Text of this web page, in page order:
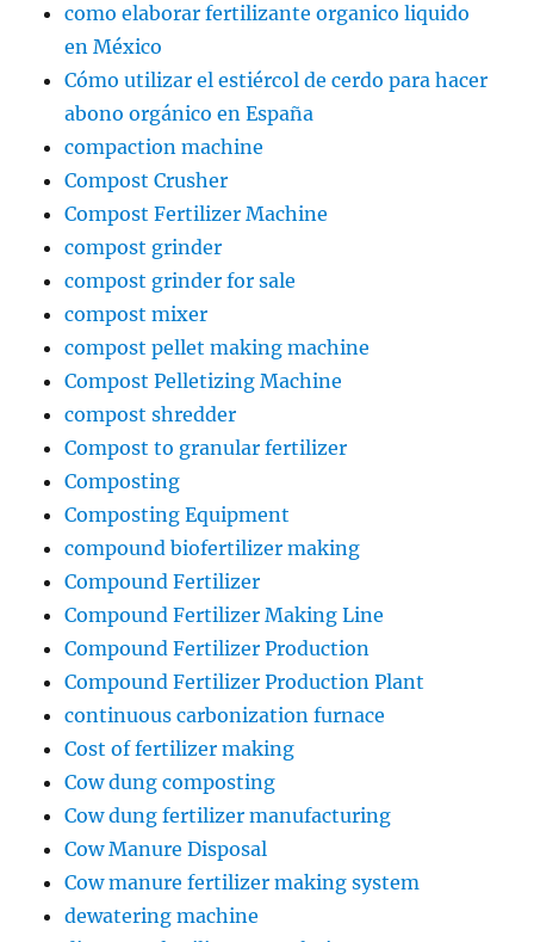
como elaborar fertilizante organico liquido
en México
Cómo utilizar el estiércol de cerdo para hacer
abono orgánico en España
compaction machine
Compost Crusher
Compost Fertilizer Machine
compost grinder
compost grinder for sale
compost mixer
compost pellet making machine
Compost Pelletizing Machine
compost shredder
Compost to granular fertilizer
Composting
Composting Equipment
compound biofertilizer making
Compound Fertilizer
Compound Fertilizer Making Line
Compound Fertilizer Production
Compound Fertilizer Production Plant
continuous carbonization furnace
Cost of fertilizer making
Cow dung composting
Cow dung fertilizer manufacturing
Cow Manure Disposal
Cow manure fertilizer making system
dewatering machine